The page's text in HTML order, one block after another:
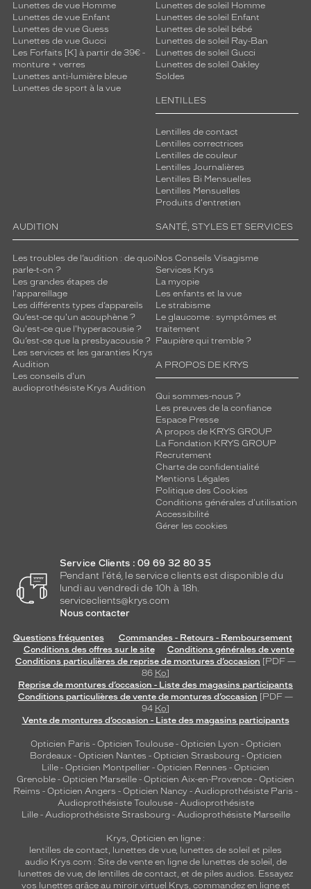
Lunettes de vue Homme
Lunettes de vue Enfant
Lunettes de vue Guess
Lunettes de vue Gucci
Les Forfaits [K] à partir de 39€ -
monture + verres
Lunettes anti-lumière bleue
Lunettes de sport à la vue
Lunettes de soleil Homme
Lunettes de soleil Enfant
Lunettes de soleil bébé
Lunettes de soleil Ray-Ban
Lunettes de soleil Gucci
Lunettes de soleil Oakley
Soldes
LENTILLES
Lentilles de contact
Lentilles correctrices
Lentilles de couleur
Lentilles Journalières
Lentilles Bi Mensuelles
Lentilles Mensuelles
Produits d'entretien
AUDITION
Les troubles de l’audition : de quoi
parle-t-on ?
Les grandes étapes de
l'appareillage
Les différents types d’appareils
Qu’est-ce qu'un acouphène ?
Qu'est-ce que l'hyperacousie ?
Qu’est-ce que la presbyacousie ?
Les services et les garanties Krys
Audition
Les conseils d'un
audioprothésiste Krys Audition
SANTÉ, STYLES ET SERVICES
Nos Conseils Visagisme
Services Krys
La myopie
Les enfants et la vue
Le strabisme
Le glaucome : symptômes et
traitement
Paupière qui tremble ?
A PROPOS DE KRYS
Qui sommes-nous ?
Les preuves de la confiance
Espace Presse
A propos de KRYS GROUP
La Fondation KRYS GROUP
Recrutement
Charte de confidentialité
Mentions Légales
Politique des Cookies
Conditions générales d'utilisation
Accessibilité
Gérer les cookies
Service Clients : 09 69 32 80 35
Pendant l'été, le service clients est disponible du
lundi au vendredi de 10h à 18h.
serviceclients@krys.com
Nous contacter
Questions fréquentes
Commandes - Retours - Remboursement
Conditions des offres sur le site
Conditions générales de vente
Conditions particulières de reprise de montures d’occasion [PDF —
86 Ko]
Reprise de montures d’occasion - Liste des magasins participants
Conditions particulières de vente de montures d’occasion [PDF —
94 Ko]
Vente de montures d’occasion - Liste des magasins participants
Opticien Paris - Opticien Toulouse- Opticien Lyon - Opticien
Bordeaux- Opticien Nantes - Opticien Strasbourg - Opticien
Lille - Opticien Montpellier - Opticien Rennes - Opticien
Grenoble - Opticien Marseille - Opticien Aix-en-Provence - Opticien
Reims - Opticien Angers - Opticien Nancy - Audioprothésiste Paris -
Audioprothésiste Toulouse- Audioprothésiste
Lille- Audioprothésiste Strasbourg - Audioprothésiste Marseille
Krys, Opticien en ligne :
lentilles de contact, lunettes de vue, lunettes de soleil et piles
audio Krys.com : Site de vente en ligne de lunettes de soleil, de
lunettes de vue, de lentilles de contact, et de piles audios. Essayez
vos lunettes grâce au miroir virtuel Krys, commandez en ligne et